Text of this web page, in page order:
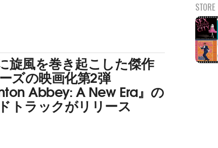
旋風を巻き起こした傑作
ズの映画化第2弾
Abbey: A New Era』の
トラックがリリース
STORE